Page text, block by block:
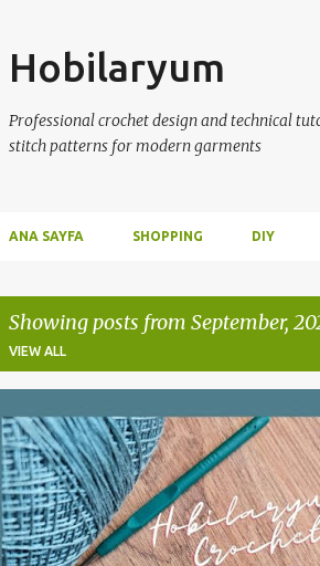
Hobilaryum
Professional crochet design and technical
stitch patterns for modern garments
ANA SAYFA SHOPPING DIY
Showing posts from September,
VIEW ALL
P
o
s
t
s
ANLATIMLI ÖRGÜ VIDEOLARI CROCHET